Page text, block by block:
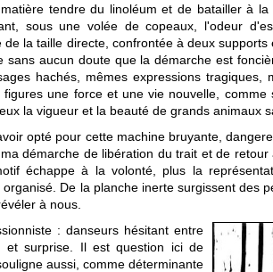
tendre du linoléum et de batailler à
sous une volée de copeaux, l'odeur
la taille directe, confrontée à deux
aucun doute que la démarche est
hachés, mêmes expressions
une force et une vie nouvelle, comme
la vigueur et la beauté de grands animaux
opté pour cette machine bruyante,
démarche de libération du trait et de
échappe à la volonté, plus la
De la planche inerte surgissent des
à nous.
: danseurs hésitant entre
et surprise. Il est question ici de
aussi, comme déterminante